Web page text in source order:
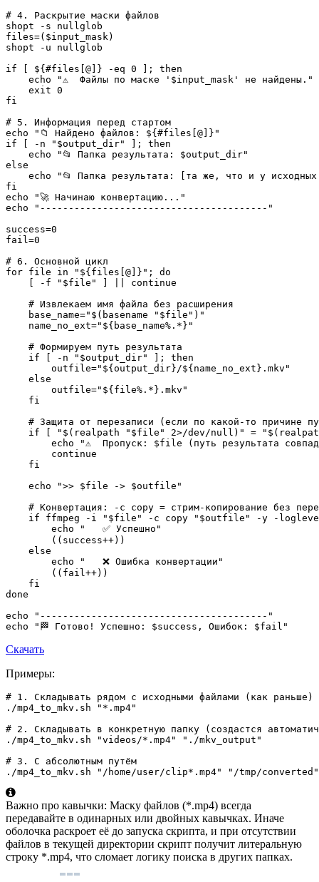
# 4. Раскрытие маски файлов
shopt
-s
files=( $input_mask )
shopt
-u nullglob
if
${#files[@]} -eq 0 ; then
echo
"⚠️  Файлы по маске ' $input_mask ' не найдены."
exit 0
fi
# 5. Информация перед стартом
echo
"📁 Найдено файлов: ${#files[@]} "
if
-n " $output_dir" ; then
echo
"📂 Папка результата: $output_dir"
else
echo
"📂 Папка результата: [та же, что и у
fi
echo
"🚀 Начинаю конвертацию..."
echo
"----------------------------------------"
success=0
fail =0
# 6. Основной цикл
for file in " ${files[@]} " ; do
-f " $file "
continue
# Извлекаем имя файла без расширения
base_name=" $(basename "$file") "
name_no_ext=" ${base_name%.*} "
# Формируем путь результата
if
-n " $output_dir" ; then
outfile=" ${output_dir} /${name_no_ext} .mkv"
else
outfile=" ${file%.*} .mkv"
fi
# Защита от перезаписи (если по какой-то причине
if
" $(realpath "$file" 2>/dev/null) " = "
echo
"⚠️  Пропуск: $file (путь результата
continue
fi
echo
">> $file -> $outfile "
# Конвертация: -c copy = стрим-копирование без
if
ffmpeg -i " $file " -c copy " $outfile " -y
-
echo
"   ✅ Успешно"
( ( success++) )
else
echo
"   ❌ Ошибка конвертации"
( ( fail++) )
fi
done
echo
"----------------------------------------"
echo
"🏁 Готово! Успешно: $success , Ошибок: $fail "
Скачать
Примеры:
# 1. Складывать рядом с исходными файлами (как раньше)
. /mp4_to_mkv.sh
"*.mp4"
# 2. Складывать в конкретную папку (создастся
. /mp4_to_mkv.sh "videos/*.mp4"
"./mkv_output"
# 3. С абсолютным путём
. /mp4_to_mkv.sh "/home/user/clip*.mp4" "/tmp/converted"
Важно про кавычки: Маску файлов (*.mp4) всегда
передавайте в одинарных или двойных кавычках. Иначе
оболочка раскроет её до запуска скрипта, и при отсутствии
файлов в текущей директории скрипт получит литеральную
строку *.mp4, что сломает логику поиска в других папках.